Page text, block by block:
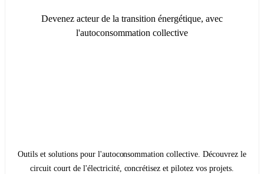
Devenez acteur de la transition énergétique, avec
l'autoconsommation collective
Outils et solutions pour l'autoconsommation collective. Découvrez le
circuit court de l'électricité, concrétisez et pilotez vos projets.